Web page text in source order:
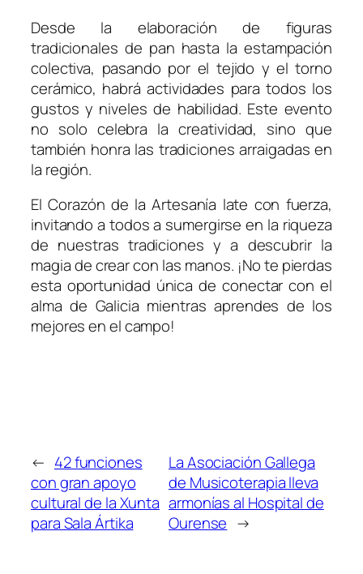
Desde la elaboración de figuras
tradicionales de pan hasta la estampación
colectiva, pasando por el tejido y el torno
cerámico, habrá actividades para todos los
gustos y niveles de habilidad. Este evento
no solo celebra la creatividad, sino que
también honra las tradiciones arraigadas en
la región.
El Corazón de la Artesanía late con fuerza,
invitando a todos a sumergirse en la riqueza
de nuestras tradiciones y a descubrir la
magia de crear con las manos. ¡No te pierdas
esta oportunidad única de conectar con el
alma de Galicia mientras aprendes de los
mejores en el campo!
← 42 funciones
con gran apoyo
cultural de la Xunta
para Sala Ártika
La Asociación Gallega
de Musicoterapia lleva
armonías al Hospital de
Ourense →